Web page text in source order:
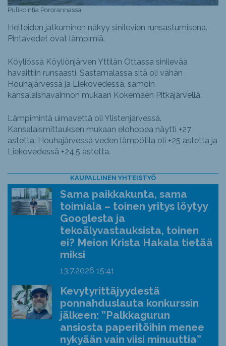
Pulikointia Pororannassa.
Helteiden jatkuminen näkyy sinilevien runsastumisena.
Pintavedet ovat lämpimiä.
Köyliössä Köyliönjärven Yttilän Ottassa sinilevää
havaittiin runsaasti. Sastamalassa sitä oli vähän
Houhajärvessä ja Liekovedessä, samoin
kansalaishavainnon mukaan Kokemäen Pitkäjärvellä.
Lämpimintä uimavettä oli Ylistenjärvessä.
Kansalaismittauksen mukaan elohopea näytti +27
astetta. Houhajärvessä veden lämpötila oli +25 astetta ja
Liekovedessä +24,5 astetta.
KAUPALLINEN YHTEISTYÖ
Sama paikkakunta, sama
toimiala – toinen yritys löytyy
Googlesta ja
tekoälyvastauksista, toinen
ei? Meion Krista Hakala tietää
miksi
13.7.2026 15:41
Kevytyrittäjyydestä
ponnahduslauta konkurssin
jälkeen: ”Palkkagurun
ansiosta paperitöihin menee
nykyään vain viisi minuuttia”